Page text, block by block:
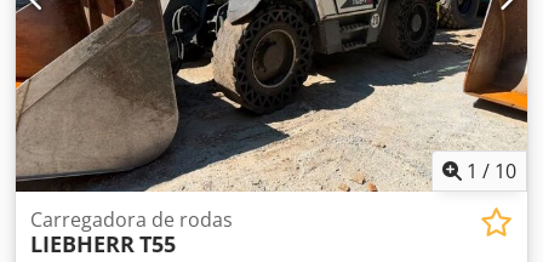
1 / 10
Carregadora de rodas
LIEBHERRT55